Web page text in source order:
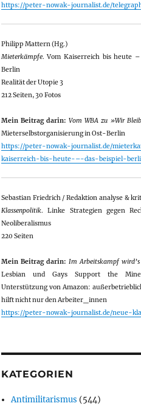
https://peter-nowak-journalist.de/
Philipp Mattern (Hg.)
Mieterkämpfe. Vom Kaiserreich bis heute –
Berlin
Realität der Utopie 3
212 Seiten, 30 Fotos
Mein Beitrag darin: Vom WBA zu »Wir
Mieterselbstorganisierung in Ost-Berlin
https://peter-nowak-journalist.de/
kaiserreich-bis-heute-–-das-beispiel-
Sebastian Friedrich / Redaktion analyse &
Klassenpolitik. Linke Strategien gegen
Neoliberalismus
220 Seiten
Mein Beitrag darin: Im Arbeitskampf
Lesbian und Gays Support the
Unterstützung von Amazon:
hilft nicht nur den Arbeiter_innen
https://peter-nowak-journalist.de/neue-
KATEGORIEN
Antimilitarismus (544)